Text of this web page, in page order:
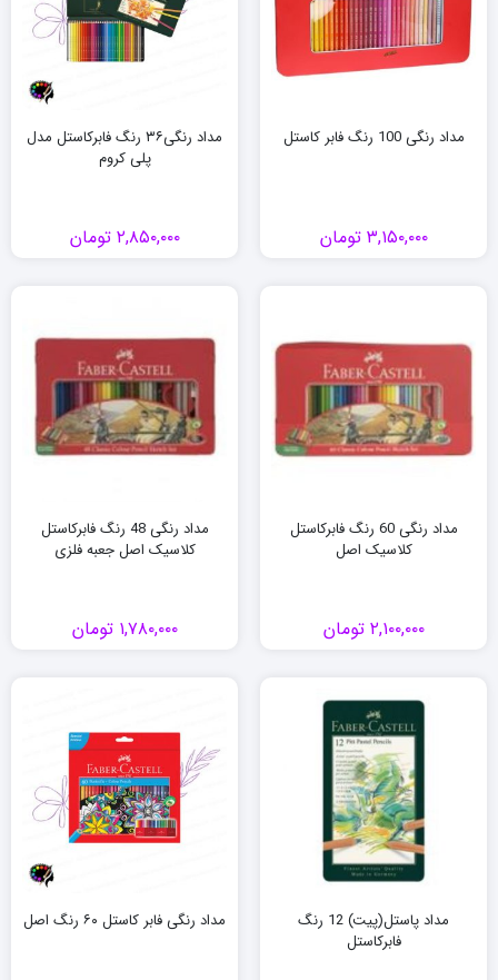
مداد رنگی 100 رنگ فابر کاستل
۳,۱۵۰,۰۰۰ تومان
مداد رنگی۳۶ رنگ فابرکاستل مدل
پلی کروم
۲,۸۵۰,۰۰۰ تومان
مداد رنگی 60 رنگ فابرکاستل
کلاسیک اصل
۲,۱۰۰,۰۰۰ تومان
مداد رنگی 48 رنگ فابرکاستل
کلاسیک اصل جعبه فلزی
۱,۷۸۰,۰۰۰ تومان
مداد پاستل(پیت) 12 رنگ
فابرکاستل
مداد رنگی فابر کاستل ۶۰ رنگ اصل